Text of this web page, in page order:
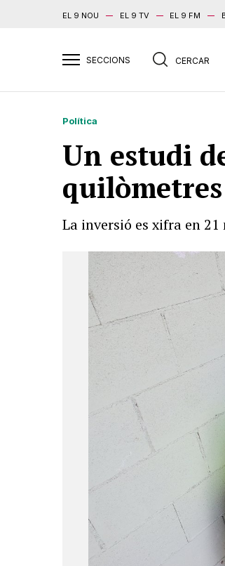
EL 9 NOU EL 9 TV EL 9 FM
Política
Un estudi
quilòmetres
La inversió es xifra en 21